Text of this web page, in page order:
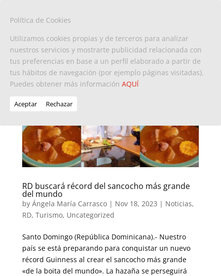
RD buscará récord del sancocho más grande
del mundo
by Ángela María Carrasco| Nov 18, 2023 | Noticias,
RD, Turismo, Uncategorized
Santo Domingo (República Dominicana).- Nuestro
país se está preparando para conquistar un nuevo
récord Guinness al crear el sancocho más grande
«de la boita del mundo». La hazaña se perseguirá
Política de Cookies
Utilizamos cookies propias y de terceros para analizar
nuestros servicios y mostrarte publicidad relacionada con
tus preferencias en base a un perfil elaborado a partir de
tus hábitos de navegación (por ejemplo páginas visitadas).
Puedes obtener más información AQUÍ
Aceptar Rechazar